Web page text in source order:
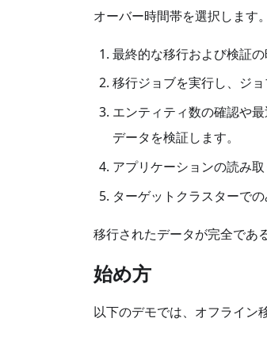
オーバー時間帯を選択します
最終的な移行および検証
移行ジョブを実行し、ジ
エンティティ数の確認や
データを検証します。
アプリケーションの読み
ターゲットクラスターで
移行されたデータが完全であ
始め方
以下のデモでは、オフライン